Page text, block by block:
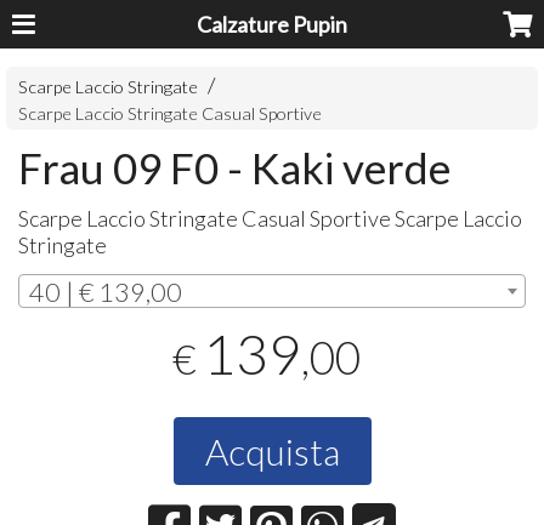
Calzature Pupin
Scarpe Laccio Stringate
Scarpe Laccio Stringate Casual Sportive
Frau 09 F0 - Kaki verde
Scarpe Laccio Stringate Casual Sportive Scarpe Laccio
Stringate
40 | € 139,00
€ 139,00
Acquista